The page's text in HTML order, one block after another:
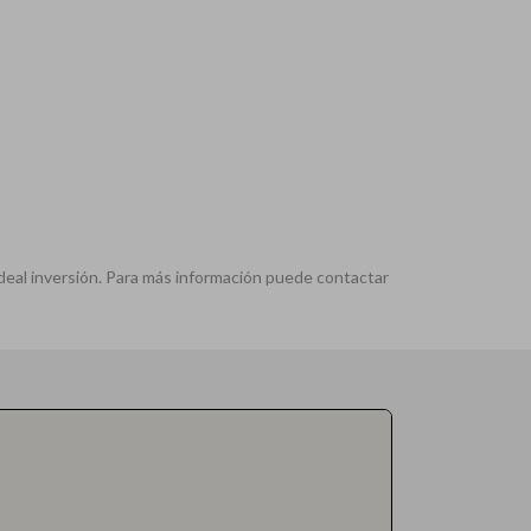
inversión. Para más información puede contactar